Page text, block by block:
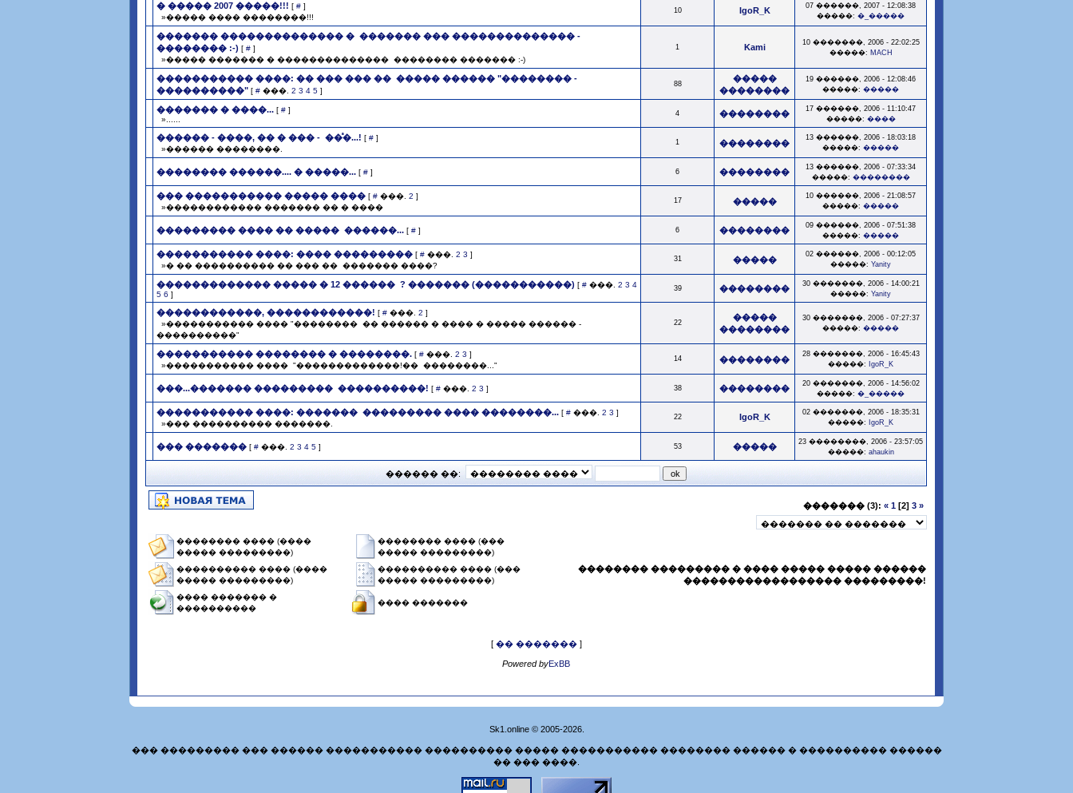
� ����� 2007 �����!!! [ # ]
»����� ���� ��������!!!
10 IgoR_K
07 ������, 2007 - 12:08:38
�����: �_�����
������� �������������� � ­ ������� ��� �������������� ­
�������� :-) [ # ]
»����� ������� � �������������� ­ �������� ������� :-)
1 Kami
10 �������, 2006 - 22:02:25
�����: MACH
����������� ����: �� ��� ��� �� ­ ����� ������ "�������� ­
����������" [ # ���. 2 3 4 5 ]
88
�����
��������
19 ������, 2006 - 12:08:46
�����: �����
������� � ����... [ # ]
»......
4 ��������
17 ������, 2006 - 11:10:47
�����: ����
������ - ����, �� � ��� - ­ ��ͣ�...! [ # ]
»������ ��������.
1 ��������
13 ������, 2006 - 18:03:18
�����: �����
�������� ������.... � �����... [ # ] 6 ��������
13 ������, 2006 - 07:33:34
�����: ��������
��� ����������� ����� ���� [ # ���. 2 ]
»������������ ������� �� � ����
17 �����
10 ������, 2006 - 21:08:57
�����: �����
��������� ���� �� ����� ­ ������... [ # ] 6 ��������
09 ������, 2006 - 07:51:38
�����: �����
����������� ����: ���� ��������� [ # ���. 2 3 ]
»� �� ���������� �� ��� �� ­ ������� ����?
31 �����
02 ������, 2006 - 00:12:05
�����: Yanity
������������� ����� � 12 ������ ­ ? ������� (�����������) [ # ���. 2 3 4
5 6 ]
39 ��������
30 �������, 2006 - 14:00:21
�����: Yanity
������������, ������������! [ # ���. 2 ]
»����������� ���� "�������� ­ �� ������ � ���� � ����� ������ ­
����������"
22
�����
��������
30 �������, 2006 - 07:27:37
�����: �����
����������� �������� � ��������. [ # ���. 2 3 ]
»����������� ���� ­ "�������������!�� ­ ��������..."
14 ��������
28 �������, 2006 - 16:45:43
�����:
IgoR_K
���...������� ��������� ­ ����������! [ # ���. 2 3 ] 38 ��������
20 �������, 2006 - 14:56:02
�����: �_�����
����������� ����: ������� ­ ��������� ���� ��������... [ # ���. 2 3 ]
»��� ���������� �������.
22 IgoR_K
02 �������, 2006 - 18:35:31
�����:
IgoR_K
��� ������� [ # ���. 2 3 4 5 ] 53 �����
23 ��������, 2006 - 23:57:05
�����: ahaukin
������ ��:
������� (3): « 1 [2] 3 »
�������� ���� (����
����� ���������)
�������� ���� (���
����� ���������)
���������� ���� (����
����� ���������)
���������� ���� (���
����� ���������)
���� ������� �
����������
���� �������
�������� ��������� � ���� ����� ����� ������
������������������ ���������!
[ �� �������]
Powered byExBB
Sk1.online © 2005-2026.
��� ��������� ��� ������ ����������� ���������� ����� ����������� �������� ������ � ���������� ������
�� ��� ����.